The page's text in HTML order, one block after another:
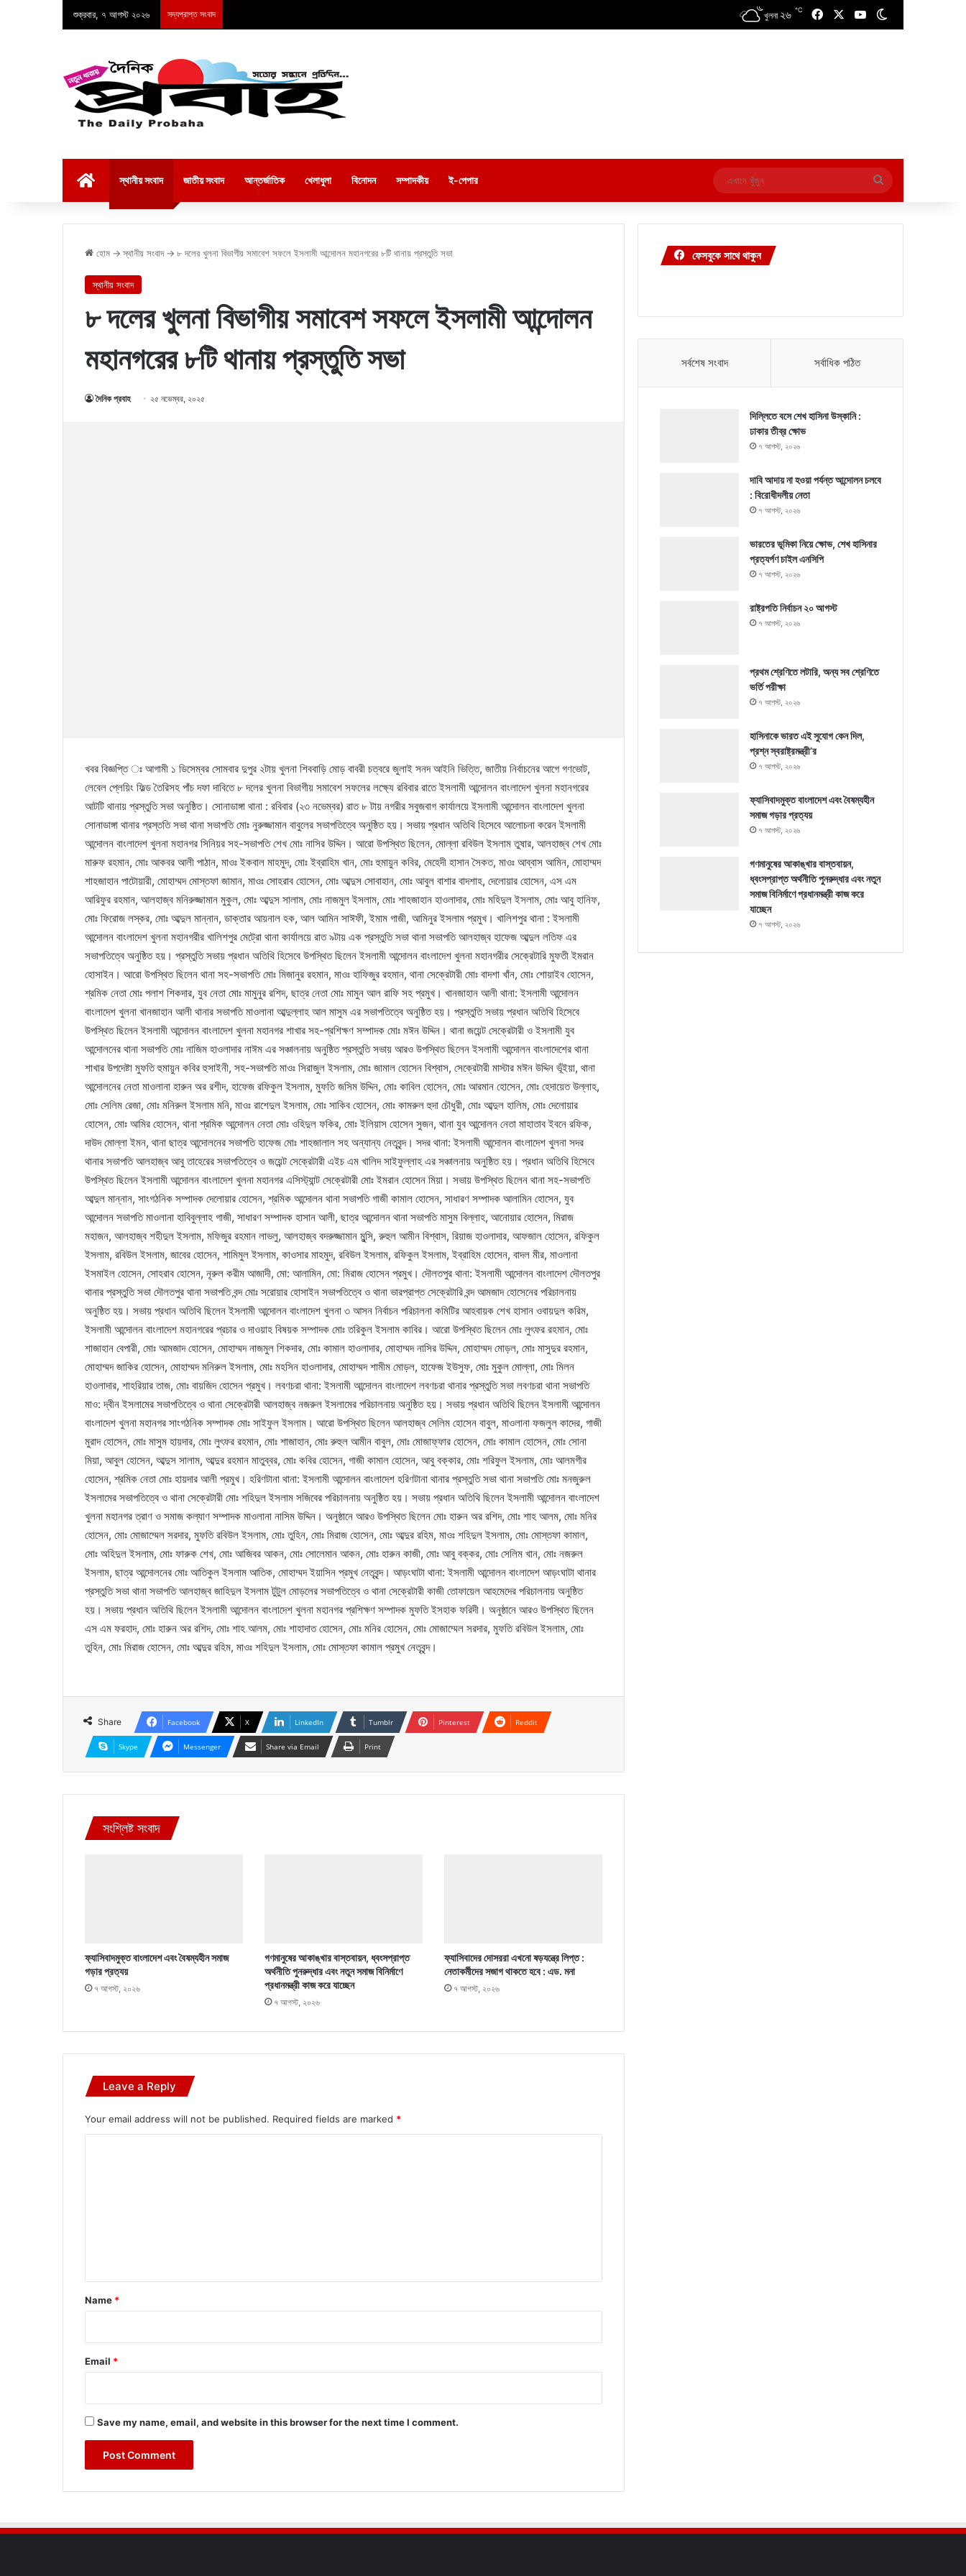
শুক্রবার, ৭ আগস্ট ২০২৬ সদ্যপ্রাপ্ত সংবাদ খুলনা ২৬ ℃ FacebookYouTube
স্থানীয় সংবাদ জাতীয় সংবাদ আন্তর্জাতিক খেলাধুলা বিনোদন সম্পাদকীয় ই-পেপার
এখানে
খুঁজুন
হোম → স্থানীয় সংবাদ → ৮ দলের খুলনা বিভাগীয় সমাবেশ সফলে ইসলামী আন্দোলন মহানগরের ৮টি থানায় প্রস্তুতি সভা
স্থানীয় সংবাদ
৮ দলের খুলনা বিভাগীয় সমাবেশ সফলে ইসলামী আন্দোলন
মহানগরের ৮টি থানায় প্রস্তুতি সভা
দৈনিক প্রবাহ ২৫ নভেম্বর, ২০২৫
খবর বিজ্ঞপ্তি ঃ আগামী ১ ডিসেম্বর সোমবার দুপুর ২টায় খুলনা শিববাড়ি মোড় বাবরী চত্বরে জুলাই সনদ আইনি ভিত্তি, জাতীয় নির্বাচনের আগে গণভোট,
লেবেল প্লেয়িং ফিল্ড তৈরিসহ পাঁচ দফা দাবিতে ৮ দলের খুলনা বিভাগীয় সমাবেশ সফলের লক্ষ্যে রবিবার রাতে ইসলামী আন্দোলন বাংলাদেশ খুলনা মহানগরের
আটটি থানায় প্রস্তুতি সভা অনুষ্ঠিত। সোনাডাঙ্গা থানা : রবিবার (২৩ নভেম্বর) রাত ৮ টায় নগরীর সবুজবাগ কার্যালয়ে ইসলামী আন্দোলন বাংলাদেশ খুলনা
সোনাডাঙ্গা থানার প্রস্ততি সভা থানা সভাপতি মোঃ নুরুজ্জামান বাবুলের সভাপতিত্বে অনুষ্ঠিত হয়। সভায় প্রধান অতিথি হিসেবে আলোচনা করেন ইসলামী
আন্দোলন বাংলাদেশ খুলনা মহানগর সিনিয়র সহ-সভাপতি শেখ মোঃ নাসির উদ্দিন। আরো উপস্থিত ছিলেন, মোল্লা রবিউল ইসলাম তুষার, আলহাজ্ব শেখ মোঃ
মারুফ রহমান, মোঃ আকবর আলী পাঠান, মাওঃ ইকবাল মাহমুদ, মোঃ ইব্রাহিম খান, মোঃ হুমায়ুন কবির, মেহেদী হাসান সৈকত, মাওঃ আব্বাস আমিন, মোহাম্মদ
শাহজাহান পাটোয়ারী, মোহাম্মদ মোস্তফা জামান, মাওঃ সোহরাব হোসেন, মোঃ আব্দুস সোবাহান, মোঃ আবুল বাশার বাদশাহ, দেলোয়ার হোসেন, এস এম
আরিফুর রহমান, আলহাজ্ব মনিরুজ্জামান মুকুল, মোঃ আব্দুস সালাম, মোঃ নাজমুল ইসলাম, মোঃ শাহজাহান হাওলাদার, মোঃ মহিদুল ইসলাম, মোঃ আবু হানিফ,
মোঃ ফিরোজ লস্কর, মোঃ আব্দুল মান্নান, ডাক্তার আয়নাল হক, আল আমিন সাঈফী, ইমাম গাজী, আমিনুর ইসলাম প্রমুখ। খালিশপুর থানা : ইসলামী
আন্দোলন বাংলাদেশ খুলনা মহানগরীর খালিশপুর মেট্রো থানা কার্যালয়ে রাত ৯টায় এক প্রস্তুতি সভা থানা সভাপতি আলহাজ্ব হাফেজ আব্দুল লতিফ এর
সভাপতিত্বে অনুষ্ঠিত হয়। প্রস্তুতি সভায় প্রধান অতিথি হিসেবে উপস্থিত ছিলেন ইসলামী আন্দোলন বাংলাদেশ খুলনা মহানগরীর সেক্রেটারি মুফতী ইমরান
হোসাইন। আরো উপস্থিত ছিলেন থানা সহ-সভাপতি মোঃ মিজানুর রহমান, মাওঃ হাফিজুর রহমান, থানা সেক্রেটারী মোঃ বাদশা খাঁন, মোঃ শোয়াইব হোসেন,
শ্রমিক নেতা মোঃ পলাশ শিকদার, যুব নেতা মোঃ মামুনুর রশিদ, ছাত্র নেতা মোঃ মামুন আল রাফি সহ প্রমুখ। খানজাহান আলী থানা: ইসলামী আন্দোলন
বাংলাদেশ খুলনা খানজাহান আলী থানার সভাপতি মাওলানা আব্দুল্লাহ আল মাসুম এর সভাপতিত্বে অনুষ্ঠিত হয়। প্রস্তুতি সভায় প্রধান অতিথি হিসেবে
উপস্থিত ছিলেন ইসলামী আন্দোলন বাংলাদেশ খুলনা মহানগর শাখার সহ-প্রশিক্ষণ সম্পাদক মোঃ মঈন উদ্দিন। থানা জয়েন্ট সেক্রেটারী ও ইসলামী যুব
আন্দোলনের থানা সভাপতি মোঃ নাজিম হাওলাদার নাঈম এর সঞ্চালনায় অনুষ্ঠিত প্রস্তুতি সভায় আরও উপস্থিত ছিলেন ইসলামী আন্দোলন বাংলাদেশের থানা
শাখার উপদেষ্টা মুফতি হুমায়ুন কবির হুসাইনী, সহ-সভাপতি মাওঃ সিরাজুল ইসলাম, মোঃ জামাল হোসেন বিশ্বাস, সেক্রেটারী মাস্টার মঈন উদ্দিন ভূঁইয়া, থানা
আন্দোলনের নেতা মাওলানা হারুন অর রশীদ, হাফেজ রফিকুল ইসলাম, মুফতি জসিম উদ্দিন, মোঃ কাবিল হোসেন, মোঃ আরমান হোসেন, মোঃ হেদায়েত উল্লাহ,
মোঃ সেলিম রেজা, মোঃ মনিরুল ইসলাম মনি, মাওঃ রাশেদুল ইসলাম, মোঃ সাকিব হোসেন, মোঃ কামরুল হুদা চৌধুরী, মোঃ আব্দুল হালিম, মোঃ দেলোয়ার
হোসেন, মোঃ আমির হোসেন, থানা শ্রমিক আন্দোলন নেতা মোঃ ওহিদুল ফকির, মোঃ ইলিয়াস হোসেন সুজন, থানা যুব আন্দোলন নেতা মাহাতাব ইবনে রফিক,
দাউদ মোল্লা ইমন, থানা ছাত্র আন্দোলনের সভাপতি হাফেজ মোঃ শাহজালাল সহ অন্যান্য নেতৃবৃন্দ। সদর থানা: ইসলামী আন্দোলন বাংলাদেশ খুলনা সদর
থানার সভাপতি আলহাজ্ব আবু তাহেরের সভাপতিত্বে ও জয়েন্ট সেক্রেটারী এইচ এম খালিদ সাইফুল্লাহ এর সঞ্চালনায় অনুষ্ঠিত হয়। প্রধান অতিথি হিসেবে
উপস্থিত ছিলেন ইসলামী আন্দোলন বাংলাদেশ খুলনা মহানগর এসিস্ট্যান্ট সেক্রেটারী মোঃ ইমরান হোসেন মিয়া। সভায় উপস্থিত ছিলেন থানা সহ-সভাপতি
আব্দুল মান্নান, সাংগঠনিক সম্পাদক দেলোয়ার হোসেন, শ্রমিক আন্দোলন থানা সভাপতি গাজী কামাল হোসেন, সাধারণ সম্পাদক আলামিন হোসেন, যুব
আন্দোলন সভাপতি মাওলানা হাবিবুল্লাহ গাজী, সাধারণ সম্পাদক হাসান আলী, ছাত্র আন্দোলন থানা সভাপতি মাসুম বিল্লাহ, আনোয়ার হোসেন, মিরাজ
মহাজন, আলহাজ্ব শহীদুল ইসলাম, মফিজুর রহমান লাভলু, আলহাজ্ব বদরুজ্জামান মুন্সি, রুহুল আমীন বিশ্বাস, রিয়াজ হাওলাদার, আফজাল হোসেন, রফিকুল
ইসলাম, রবিউল ইসলাম, জাবের হোসেন, শামিমুল ইসলাম, কাওসার মাহমুদ, রবিউল ইসলাম, রফিকুল ইসলাম, ইব্রাহিম হোসেন, বাদল মীর, মাওলানা
ইসমাইল হোসেন, সোহরাব হোসেন, নূরুল করীম আজাদী, মো: আলামিন, মো: মিরাজ হোসেন প্রমুখ। দৌলতপুর থানা: ইসলামী আন্দোলন বাংলাদেশ দৌলতপুর
থানার প্রস্তুতি সভা দৌলতপুর থানা সভাপতি বন্দ মোঃ সরোয়ার হোসাইন সভাপতিত্বে ও থানা ভারপ্রাপ্ত সেক্রেটারি বন্দ আমজাদ হোসেনের পরিচালনায়
অনুষ্ঠিত হয়। সভায় প্রধান অতিথি ছিলেন ইসলামী আন্দোলন বাংলাদেশ খুলনা ৩ আসন নির্বাচন পরিচালনা কমিটির আহবায়ক শেখ হাসান ওবায়দুল করিম,
ইসলামী আন্দোলন বাংলাদেশ মহানগরের প্রচার ও দাওয়াহ বিষয়ক সম্পাদক মোঃ তরিকুল ইসলাম কাবির। আরো উপস্থিত ছিলেন মোঃ লুৎফর রহমান, মোঃ
শাজাহান বেপারী, মোঃ আমজাদ হোসেন, মোহাম্মদ নাজমুল শিকদার, মোঃ কামাল হাওলাদার, মোহাম্মদ নাসির উদ্দিন, মোহাম্মদ মোড়ল, মোঃ মাসুদুর রহমান,
মোহাম্মদ জাকির হোসেন, মোহাম্মদ মনিরুল ইসলাম, মোঃ মহসিন হাওলাদার, মোহাম্মদ শামীম মোড়ল, হাফেজ ইউসুফ, মোঃ মুকুল মোল্লা, মোঃ মিলন
হাওলাদার, শাহরিয়ার তাজ, মোঃ বায়জিদ হোসেন প্রমুখ। লবণচরা থানা: ইসলামী আন্দোলন বাংলাদেশ লবণচরা থানার প্রস্তুতি সভা লবণচরা থানা সভাপতি
মাও: দ্বীন ইসলামের সভাপতিত্বে ও থানা সেক্রেটারী আলহাজ্ব নজরুল ইসলামের পরিচালনায় অনুষ্ঠিত হয়। সভায় প্রধান অতিথি ছিলেন ইসলামী আন্দোলন
বাংলাদেশ খুলনা মহানগর সাংগঠনিক সম্পাদক মোঃ সাইফুল ইসলাম। আরো উপস্থিত ছিলেন আলহাজ্ব সেলিম হোসেন বাবুল, মাওলানা ফজলুল কাদের, গাজী
মুরাদ হোসেন, মোঃ মাসুম হায়দার, মোঃ লুৎফর রহমান, মোঃ শাজাহান, মোঃ রুহুল আমীন বাবুল, মোঃ মোজাফ্ফার হোসেন, মোঃ কামাল হোসেন, মোঃ সোনা
মিয়া, আবুল হোসেন, আব্দুস সালাম, আব্দুর রহমান মাতুব্বর, মোঃ কবির হোসেন, গাজী কামাল হোসেন, আবু বক্কার, মোঃ শরিফুল ইসলাম, মোঃ আলমগীর
হোসেন, শ্রমিক নেতা মোঃ হায়দার আলী প্রমুখ। হরিণটানা থানা: ইসলামী আন্দোলন বাংলাদেশ হরিণটানা থানার প্রস্তুতি সভা থানা সভাপতি মোঃ মনজুরুল
ইসলামের সভাপতিত্বে ও থানা সেক্রেটারী মোঃ শহিদুল ইসলাম সজিবের পরিচালনায় অনুষ্ঠিত হয়। সভায় প্রধান অতিথি ছিলেন ইসলামী আন্দোলন বাংলাদেশ
খুলনা মহানগর ত্রাণ ও সমাজ কল্যাণ সম্পাদক মাওলানা নাসিম উদ্দিন। অনুষ্ঠানে আরও উপস্থিত ছিলেন মোঃ হারুন অর রশিদ, মোঃ শাহ আলম, মোঃ মনির
হোসেন, মোঃ মোজাম্মেল সরদার, মুফতি রবিউল ইসলাম, মোঃ তুহিন, মোঃ মিরাজ হোসেন, মোঃ আব্দুর রহিম, মাওঃ শহিদুল ইসলাম, মোঃ মোস্তফা কামাল,
মোঃ অহিদুল ইসলাম, মোঃ ফারুক শেখ, মোঃ আজিবর আকন, মোঃ সোলেমান আকন, মোঃ হারুন কাজী, মোঃ আবু বক্কর, মোঃ সেলিম খান, মোঃ নজরুল
ইসলাম, ছাত্র আন্দোলনের মোঃ আতিকুল ইসলাম আতিক, মোহাম্মদ ইয়াসিন প্রমুখ নেতৃবৃন্দ। আড়ংঘাটা থানা: ইসলামী আন্দোলন বাংলাদেশ আড়ংঘাটা থানার
প্রস্তুতি সভা থানা সভাপতি আলহাজ্ব জাহিদুল ইসলাম টুটুল মোড়লের সভাপতিত্বে ও থানা সেক্রেটারী কাজী তোফায়েল আহমেদের পরিচালনায় অনুষ্ঠিত
হয়। সভায় প্রধান অতিথি ছিলেন ইসলামী আন্দোলন বাংলাদেশ খুলনা মহানগর প্রশিক্ষণ সম্পাদক মুফতি ইসহাক ফরিদী। অনুষ্ঠানে আরও উপস্থিত ছিলেন
এস এম ফরহাদ, মোঃ হারুন অর রশিদ, মোঃ শাহ আলম, মোঃ শাহাদাত হোসেন, মোঃ মনির হোসেন, মোঃ মোজাম্মেল সরদার, মুফতি রবিউল ইসলাম, মোঃ
তুহিন, মোঃ মিরাজ হোসেন, মোঃ আব্দুর রহিম, মাওঃ শহিদুল ইসলাম, মোঃ মোস্তফা কামাল প্রমুখ নেতৃবৃন্দ।
Share Facebook X LinkedIn Tumblr Pinterest Reddit
Skype Messenger Share via Email Print
সংশ্লিষ্ট সংবাদ
ফ্যাসিবাদমুক্ত বাংলাদেশ এবং বৈষম্যহীন সমাজ
গড়ার প্রত্যয়
৭ আগস্ট, ২০২৬
গণমানুষের আকাঙ্খার বাস্তবায়ন, ধ্বংসপ্রাপ্ত
অর্থনীতি পুনরুদ্ধার এবং নতুন সমাজ বিনির্মাণে
প্রধানমন্ত্রী কাজ করে যাচ্ছেন
৭ আগস্ট, ২০২৬
ফ্যাসিবাদের দোসররা এখনো ষড়যন্ত্রে লিপ্ত :
নেতাকর্মীদের সজাগ থাকতে হবে : এড. মনা
৭ আগস্ট, ২০২৬
Leave a Reply
Your email address will not be published. Required fields are marked *
*
Name *
Email *
Save my name, email, and website in this browser for the next time I comment.
ফেসবুকে সাথে থাকুন
সর্বশেষ সংবাদ সর্বাধিক পঠিত
দিল্লিতে বসে শেখ হাসিনা উস্কানি :
ঢাকার তীব্র ক্ষোভ
৭ আগস্ট, ২০২৬
দাবি আদায় না হওয়া পর্যন্ত আন্দোলন চলবে
: বিরোধীদলীয় নেতা
৭ আগস্ট, ২০২৬
ভারতের ভূমিকা নিয়ে ক্ষোভ, শেখ হাসিনার
প্রত্যর্পণ চাইল এনসিপি
৭ আগস্ট, ২০২৬
রাষ্ট্রপতি নির্বাচন ২০ আগস্ট
৭ আগস্ট, ২০২৬
প্রথম শ্রেণিতে লটারি, অন্য সব শ্রেণিতে
ভর্তি পরীক্ষা
৭ আগস্ট, ২০২৬
হাসিনাকে ভারত এই সুযোগ কেন দিল,
প্রশ্ন স্বরাষ্ট্রমন্ত্রী’র
৭ আগস্ট, ২০২৬
ফ্যাসিবাদমুক্ত বাংলাদেশ এবং বৈষম্যহীন
সমাজ গড়ার প্রত্যয়
৭ আগস্ট, ২০২৬
গণমানুষের আকাঙ্খার বাস্তবায়ন,
ধ্বংসপ্রাপ্ত অর্থনীতি পুনরুদ্ধার এবং নতুন
সমাজ বিনির্মাণে প্রধানমন্ত্রী কাজ করে
যাচ্ছেন
৭ আগস্ট, ২০২৬